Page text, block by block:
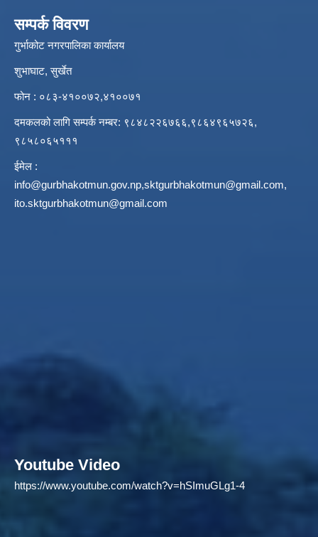
सम्पर्क विवरण
गुर्भाकोट नगरपालिका कार्यालय
शुभाघाट, सुर्खेत
फोन : ०८३-४१००७२,४१००७१
दमकलको लागि सम्पर्क नम्बर: ९८४८२२६७६६,९८६४९६५७२६,
९८५८०६५१११
ईमेल :
info@gurbhakotmun.gov.np,sktgurbhakotmun@gmail.com,
ito.sktgurbhakotmun@gmail.com
Youtube Video
https://www.youtube.com/watch?v=hSImuGLg1-4